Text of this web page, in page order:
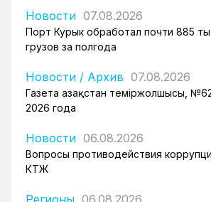
Новости 07.08.2026
Порт Курык обработал почти 885
грузов за полгода
Новости / Архив 07.08.2026
Газета Қазақстан теміржолшысы,
2026 года
Новости 06.08.2026
Вопросы противодействия
КТЖ